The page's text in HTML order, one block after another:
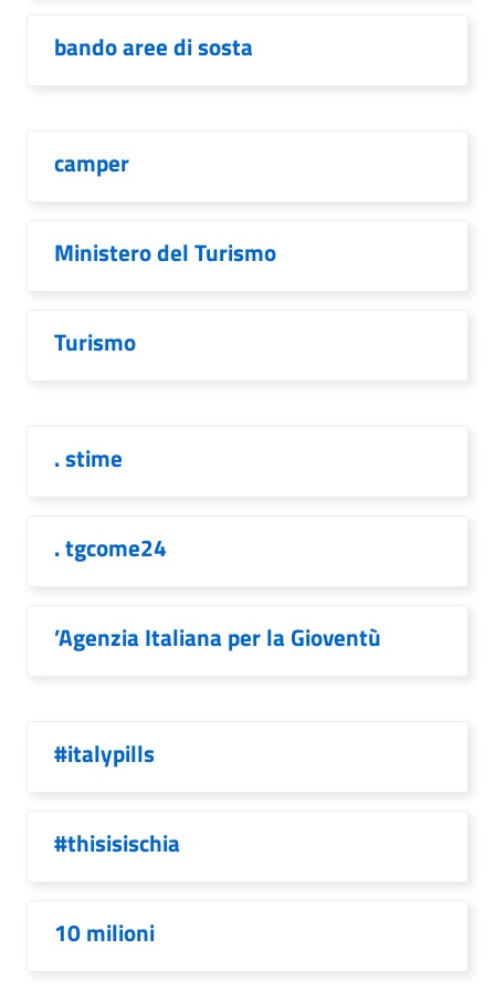
bando aree di sosta
camper
Ministero del Turismo
Turismo
. stime
. tgcome24
’Agenzia Italiana per la Gioventù
#italypills
#thisisischia
10 milioni